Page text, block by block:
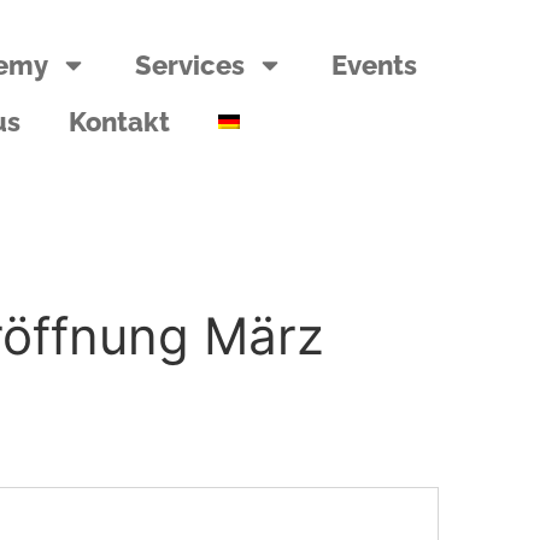
Services
Events
Kontakt
März